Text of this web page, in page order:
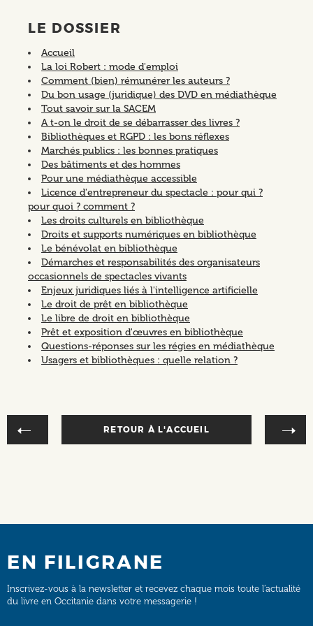
LE DOSSIER
Accueil
La loi Robert : mode d'emploi
Comment (bien) rémunérer les auteurs ?
Du bon usage (juridique) des DVD en médiathèque
Tout savoir sur la SACEM
A t-on le droit de se débarrasser des livres ?
Bibliothèques et RGPD : les bons réflexes
Marchés publics : les bonnes pratiques
Des bâtiments et des hommes
Pour une médiathèque accessible
Licence d'entrepreneur du spectacle : pour qui ?
pour quoi ? comment ?
Les droits culturels en bibliothèque
Droits et supports numériques en bibliothèque
Le bénévolat en bibliothèque
Démarches et responsabilités des organisateurs
occasionnels de spectacles vivants
Enjeux juridiques liés à l'intelligence artificielle
Le droit de prêt en bibliothèque
Le libre de droit en bibliothèque
Prêt et exposition d'œuvres en bibliothèque
Questions-réponses sur les régies en médiathèque
Usagers et bibliothèques : quelle relation ?
RETOUR À L'ACCUEIL
EN FILIGRANE
Inscrivez-vous à la newsletter et recevez chaque mois toute l’actualité
du livre en Occitanie dans votre messagerie !